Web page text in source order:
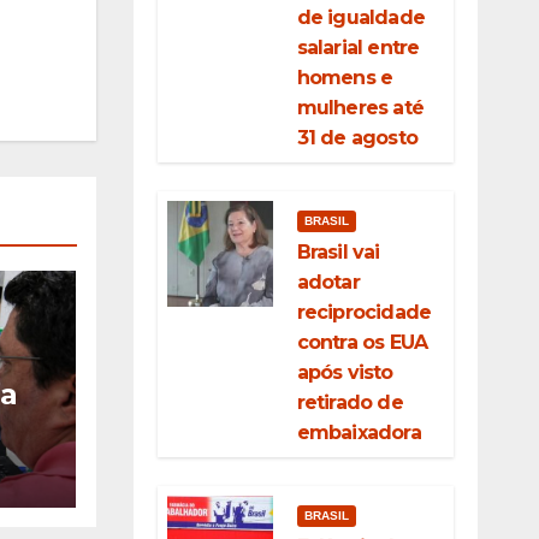
de igualdade
salarial entre
homens e
mulheres até
31 de agosto
BRASIL
Brasil vai
adotar
reciprocidade
contra os EUA
após visto
retirado de
embaixadora
BRASIL